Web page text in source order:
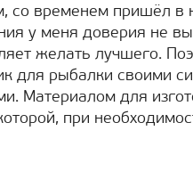
со временем пришёл в
у меня доверия не
желать лучшего.
для рыбалки своими
Материалом для
при